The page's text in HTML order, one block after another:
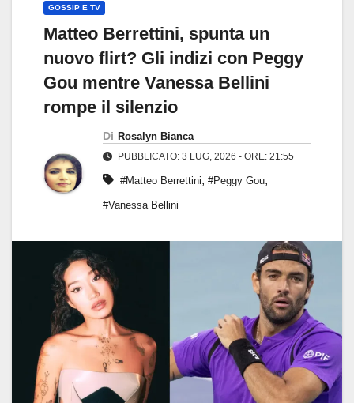
GOSSIP E TV
Matteo Berrettini, spunta un
nuovo flirt? Gli indizi con Peggy
Gou mentre Vanessa Bellini
rompe il silenzio
Di Rosalyn Bianca
PUBBLICATO: 3 LUG, 2026 - ORE: 21:55
#Matteo Berrettini, #Peggy Gou,
#Vanessa Bellini